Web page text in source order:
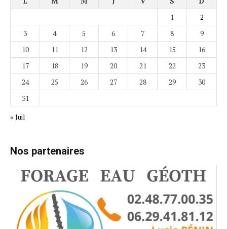
1
2
3
4 5 6 7 8
9
10
11 12 13 14 15
16
17
18 19 20 21 22
23
24
25 26 27 28 29
30
31
« Juil
Nos partenaires